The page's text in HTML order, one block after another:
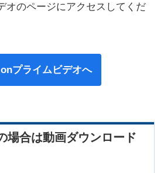
オのページにアクセスしてくだ
プライムビデオへ
場合は動画ダウンロード